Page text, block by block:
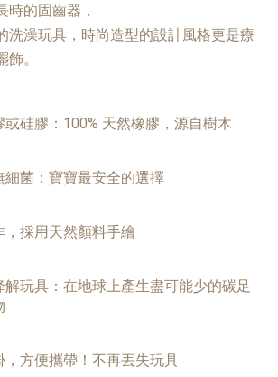
時的固齒器，
洗澡玩具，時尚造型的設計風格更是療
。
或硅膠：100% 天然橡膠，源自樹木
細菌：寶寶最安全的選擇
，採用天然顏料手繪
解玩具：在地球上產生盡可能少的碳足
，方便攜帶！不再丟失玩具